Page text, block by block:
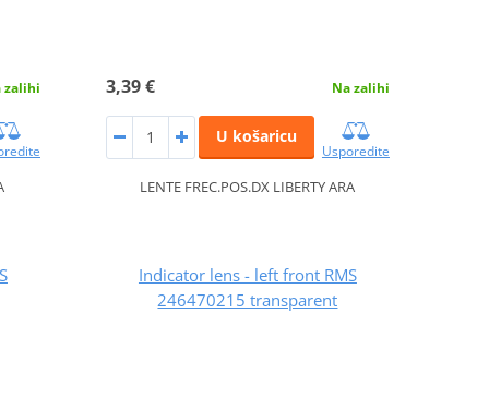
zalihi 3,39 € Na zalihi
U košaricu
Usporedite
LENTE FREC.POS.DX LIBERTY ARA
Indicator lens - left front RMS
246470215 transparent